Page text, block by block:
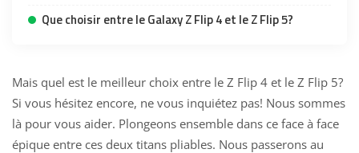
Que choisir entre le Galaxy Z Flip 4 et le Z Flip 5?
Mais quel est le meilleur choix entre le Z Flip 4 et le Z Flip 5?
Si vous hésitez encore, ne vous inquiétez pas! Nous sommes
là pour vous aider. Plongeons ensemble dans ce face à face
épique entre ces deux titans pliables. Nous passerons au